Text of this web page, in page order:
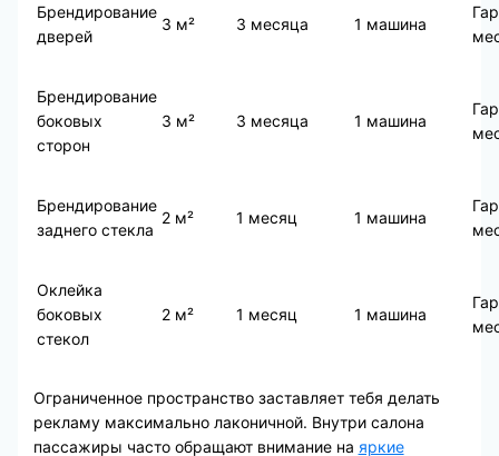
Брендирование
дверей
3 м² 3 месяца 1 машина
Брендирование
боковых
сторон
3 м² 3 месяца 1 машина
Брендирование
заднего стекла
2 м² 1 месяц 1 машина
Оклейка
боковых
стекол
2 м² 1 месяц 1 машина
Ограниченное пространство заставляет тебя делать
рекламу максимально лаконичной. Внутри салона
пассажиры часто обращают внимание на яркие